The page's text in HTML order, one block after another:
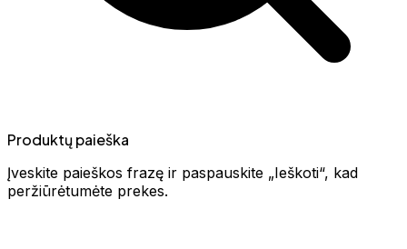
Produktų paieška
Įveskite paieškos frazę ir paspauskite „Ieškoti“, kad
peržiūrėtumėte prekes.